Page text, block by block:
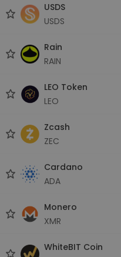
USDS
USDS
Rain
RAIN
LEO Token
LEO
Zcash
ZEC
Cardano
ADA
Monero
XMR
WhiteBIT Coin